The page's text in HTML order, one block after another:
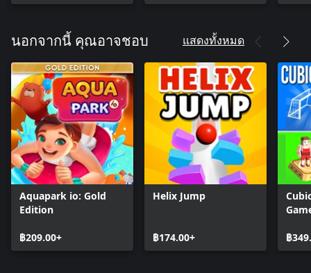
นอกจากนี้ คุณอาจชอบ แสดงทั้งหมด
Aquapark io: Gold
Edition
฿209.00+
Helix Jump
฿174.00+ ฿